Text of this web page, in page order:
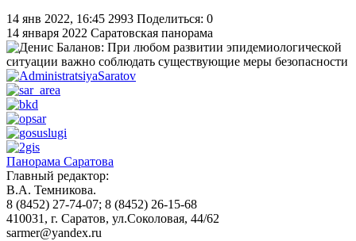
14 янв 2022, 16:45 2993 Поделиться: 0
14 января 2022 Саратовская панорама
Панорама Саратова
Главный редактор:
В.А. Темникова.
8 (8452) 27-74-07; 8 (8452) 26-15-68
410031, г. Саратов, ул.Соколовая, 44/62
sarmer@yandex.ru